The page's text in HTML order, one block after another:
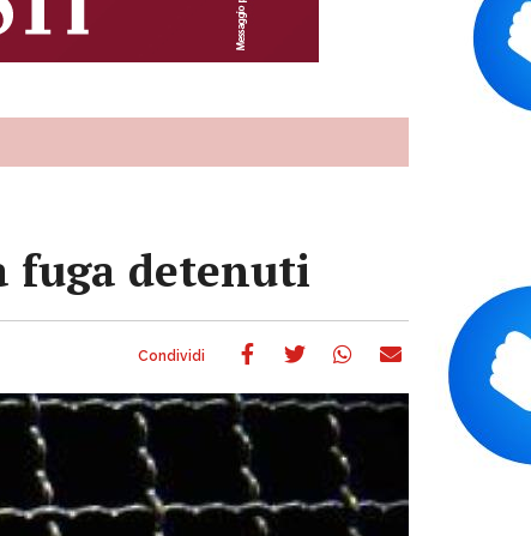
fuga detenuti